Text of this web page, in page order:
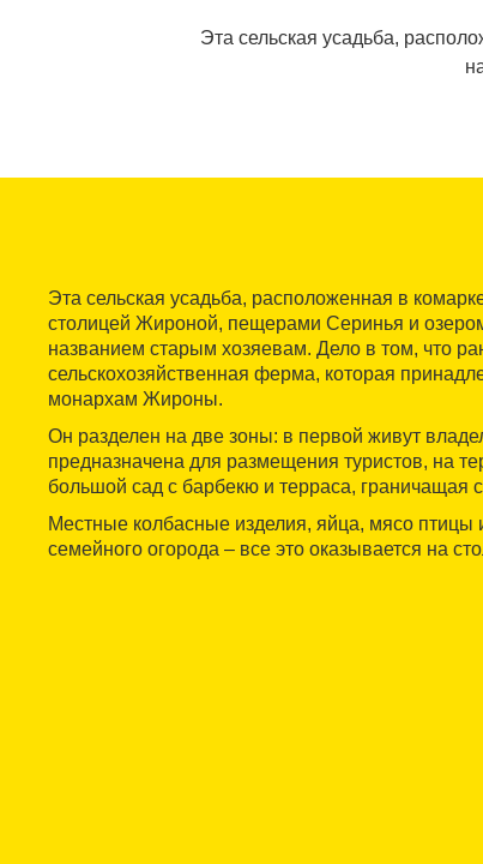
Эта сельская усадьба,
Эта сельская усадьба, расположенная в
столицей Жироной, пещерами Серинья и
названием старым хозяевам. Дело в том, что
сельскохозяйственная ферма, которая
монархам Жироны.
Он разделен на две зоны: в первой живут
предназначена для размещения туристов, на
большой сад с барбекю и терраса, граничащая
Местные колбасные изделия, яйца, мясо
семейного огорода – все это оказывается на